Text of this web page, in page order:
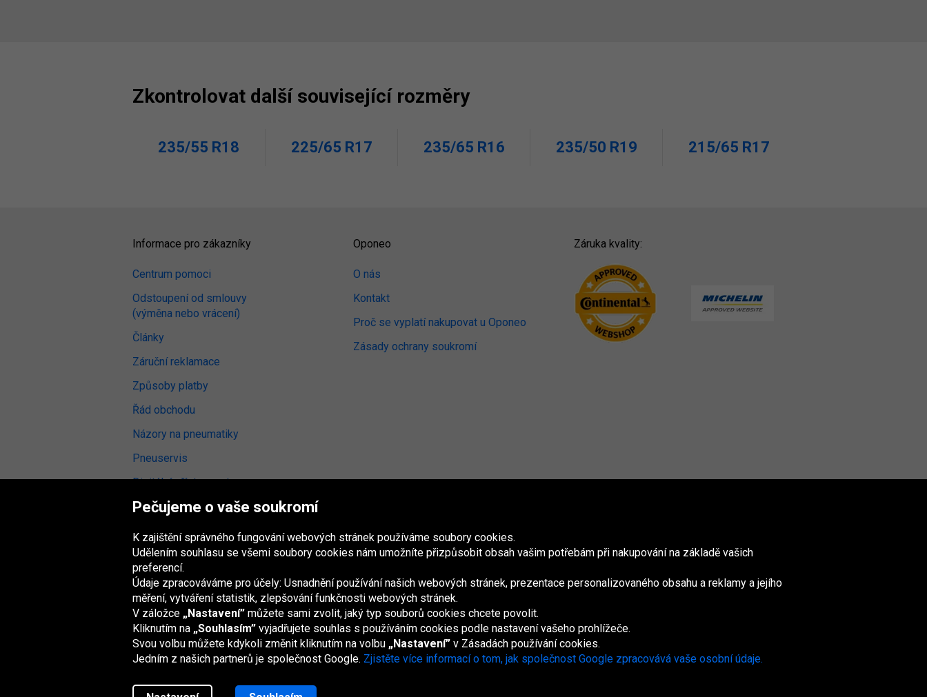
Zkontrolovat další související rozměry
235/55 R18 225/65 R17 235/65 R16 235/50 R19 215/65 R17
Informace pro zákazníky
Centrum pomoci
Odstoupení od smlouvy
(výměna nebo vrácení)
Články
Záruční reklamace
Způsoby platby
Řád obchodu
Názory na pneumatiky
Pneuservis
Digitální přístupnost
Oponeo
O nás
Kontakt
Proč se vyplatí nakupovat u Oponeo
Zásady ochrany soukromí
Záruka kvality:
Skupina Oponeo
Belgique Deutschland Éire España France Italia MagyarországNederland Österreich Polska
republika
Kingdom
Pečujeme o vaše soukromí
K zajištění správného fungování webových stránek používáme soubory cookies.
Udělením souhlasu se všemi soubory cookies nám umožníte přizpůsobit obsah vašim potřebám při nakupování na základě vašich
preferencí.
Údaje zpracováváme pro účely: Usnadnění používání našich webových stránek, prezentace personalizovaného obsahu a reklamy a jejího
měření, vytváření statistik, zlepšování funkčnosti webových stránek.
V záložce „Nastavení” můžete sami zvolit, jaký typ souborů cookies chcete povolit.
Kliknutím na „Souhlasím” vyjadřujete souhlas s používáním cookies podle nastavení vašeho prohlížeče.
Svou volbu můžete kdykoli změnit kliknutím na volbu „Nastavení” v Zásadách používání cookies.
Jedním z našich partnerů je společnost Google. Zjistěte více informací o tom, jak společnost Google zpracovává vaše osobní údaje.